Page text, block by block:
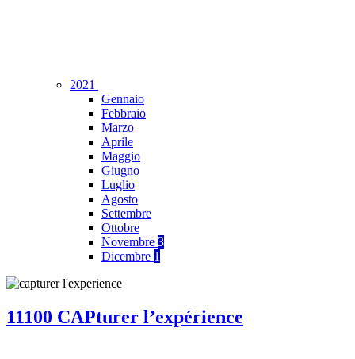
2021
Gennaio
Febbraio
Marzo
Aprile
Maggio
Giugno
Luglio
Agosto
Settembre
Ottobre
Novembre 3
Dicembre 1
11100 CAPturer l’expérience